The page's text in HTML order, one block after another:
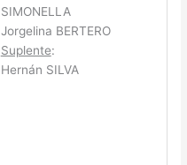
SIMONELLA
Jorgelina BERTERO
Suplente:
Hernán SILVA